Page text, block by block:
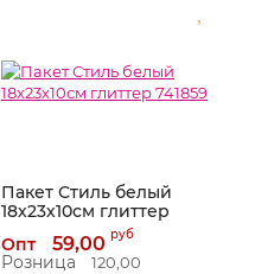
Пакет Стиль белый
18х23х10см глиттер
Артикул: 741859
Опт 59,00 руб
Розница 120,00